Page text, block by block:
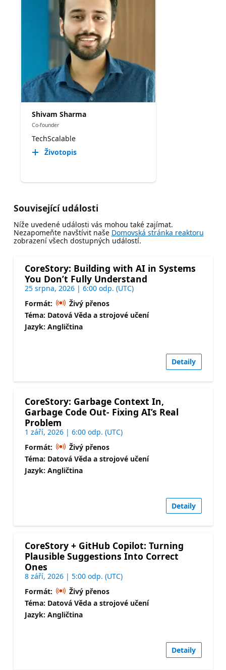
Shivam Sharma
Co-founder
TechScalable
Životopis
Související události
Níže uvedené události vás mohou také zajímat.
Nezapomeňte navštívit naše Domovská stránka reaktoru
zobrazení všech dostupných událostí.
CoreStory: Building with AI in Systems
You Don’t Fully Understand
25 srpna, 2026 | 6:00 odp. (UTC)
Formát:
Živý přenos
Téma: Datová Věda a strojové učení
Jazyk: Angličtina
Detaily
CoreStory: Garbage Context In,
Garbage Code Out- Fixing AI’s Real
Problem
1 září, 2026 | 6:00 odp. (UTC)
Formát:
Živý přenos
Téma: Datová Věda a strojové učení
Jazyk: Angličtina
Detaily
CoreStory + GitHub Copilot: Turning
Plausible Suggestions Into Correct
Ones
8 září, 2026 | 5:00 odp. (UTC)
Formát:
Živý přenos
Téma: Datová Věda a strojové učení
Jazyk: Angličtina
Detaily